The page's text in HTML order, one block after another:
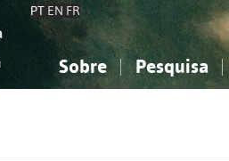
PT EN FR
Sobre Pesquisa